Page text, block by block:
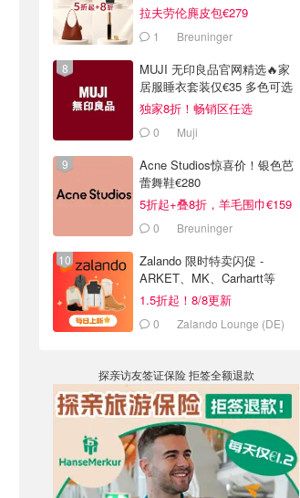
拉夫劳伦麂皮包€279
1 Breuninger
MUJI 无印良品官网精选🔥家
居服睡衣套装仅€35 多色可选
独家8折！畅销区任选
0 Muji
Acne Studios惊喜价！银色芭
蕾舞鞋€280
5折起+叠8折，羊毛围巾€159
0 Breuninger
Zalando 限时特卖闪促 -
ARKET、MK、Carhartt等
1.5折起！8/8更新
0 Zalando Lounge (DE)
探亲访友签证保险 拒签全额退款